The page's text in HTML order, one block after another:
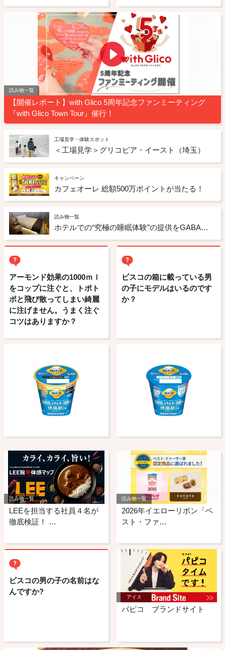
読み物一覧
【開催レポート】with Glico 5周年記念ファンミーティング
『with Glico Town Tour』催行！
工場見学・体験スポット
＜工場見学＞グリコピア・イースト（埼玉）
キャンペーン
カフェオーレ 総額500万ポイントが当たる！
読み物一覧
ホテルでの“究極の睡眠体験”の提供をGABAチョコレートもサポート ドーミーインの「睡眠ととのいルーム」への取り組み
アーモンド効果の1000ｍｌ
をコップに注ぐと、トポト
ポと飛び散ってしまい綺麗
に注げません。うまく注ぐ
コツはありますか？
ビスコの箱に載っている男
の子にモデルはいるのです
か？
読み物一覧
LEEを担当する社員４名が
徹底検証！ …
読み物一覧
2026年イエローリボン「ベ
スト・ファ…
ビスコの男の子の名前はな
んですか?
アイス
パピコ ブランドサイト